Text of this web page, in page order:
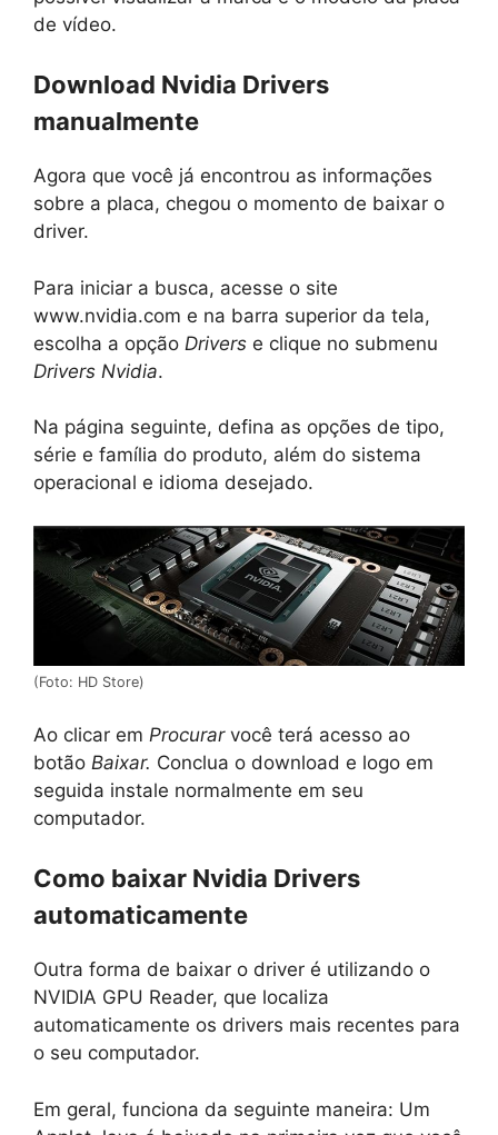
de vídeo.
Download Nvidia Drivers
manualmente
Agora que você já encontrou as informações
sobre a placa, chegou o momento de baixar o
driver.
Para iniciar a busca, acesse o site
www.nvidia.com e na barra superior da tela,
escolha a opção Drivers e clique no submenu
Drivers Nvidia.
Na página seguinte, defina as opções de tipo,
série e família do produto, além do sistema
operacional e idioma desejado.
(Foto: HD Store)
Ao clicar em Procurar você terá acesso ao
botão Baixar. Conclua o download e logo em
seguida instale normalmente em seu
computador.
Como baixar Nvidia Drivers
automaticamente
Outra forma de baixar o driver é utilizando o
NVIDIA GPU Reader, que localiza
automaticamente os drivers mais recentes para
o seu computador.
Em geral, funciona da seguinte maneira: Um